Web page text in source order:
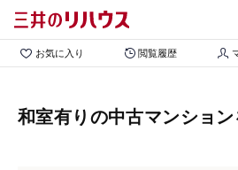
お気に入り 閲覧履歴
和室有りの中古マンショ